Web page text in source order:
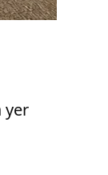
yer